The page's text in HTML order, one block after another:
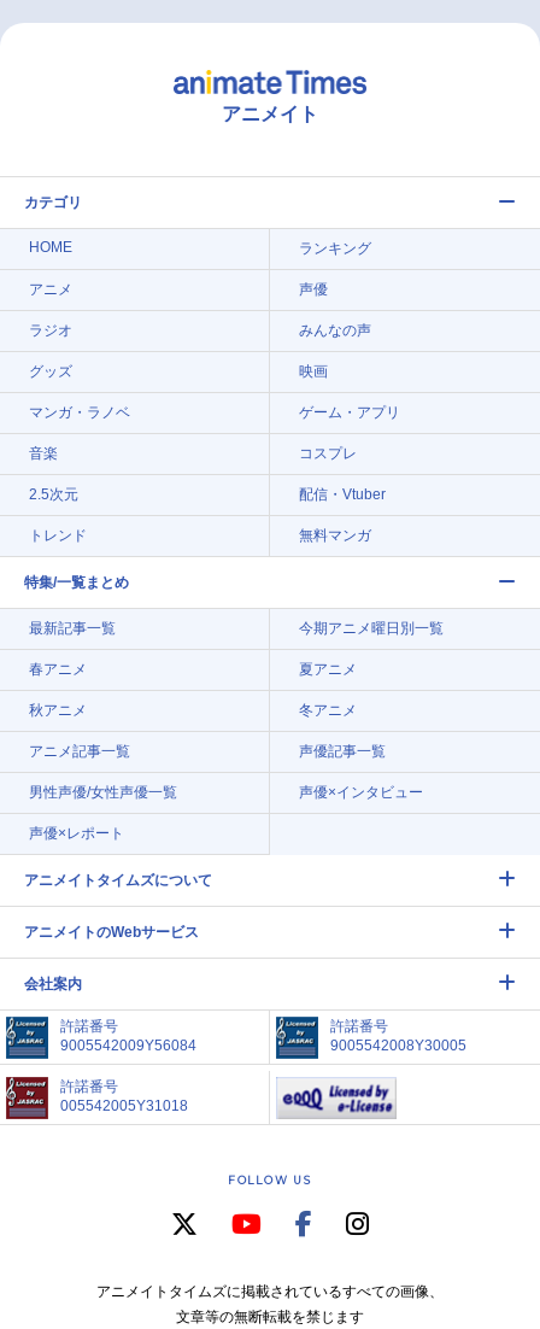
アニメイト
カテゴリ
HOME ランキング
アニメ 声優
ラジオ みんなの声
グッズ 映画
マンガ・ラノベ ゲーム・アプリ
音楽 コスプレ
2.5次元 配信・Vtuber
トレンド 無料マンガ
特集/一覧まとめ
最新記事一覧 今期アニメ曜日別一覧
春アニメ 夏アニメ
秋アニメ 冬アニメ
アニメ記事一覧 声優記事一覧
男性声優/女性声優一覧 声優×インタビュー
声優×レポート
アニメイトタイムズについて
アニメイトのWebサービス
会社案内
許諾番号
9005542009Y56084
許諾番号
9005542008Y30005
許諾番号
005542005Y31018
FOLLOW US
アニメイトタイムズに掲載されているすべての画像、
文章等の無断転載を禁じます